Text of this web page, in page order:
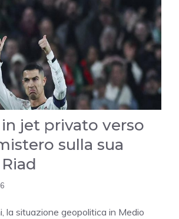
jet privato verso
sulla sua
Riad
la situazione geopolitica in Medio